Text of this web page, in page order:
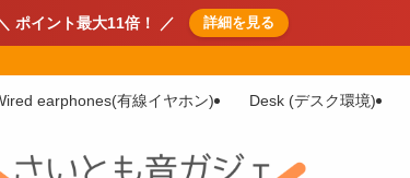
ポイント最大11倍！ ／ 詳細を見る
earphones(有線イヤホン) Desk (デスク環境)